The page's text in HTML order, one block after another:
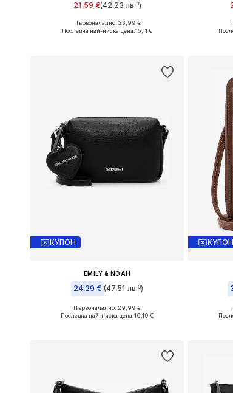
21,59 €(42,23 лв.³)
Налични размери: One Size
Първоначално: 23,99 €
Последна най-ниска цена:15,11 €
КУПОН
EMILY & NOAH
24,29 € (47,51 лв.³)
Налични размери: One Size
Първоначално: 29,99 €
Последна най-ниска цена:16,19 €
КУПОН